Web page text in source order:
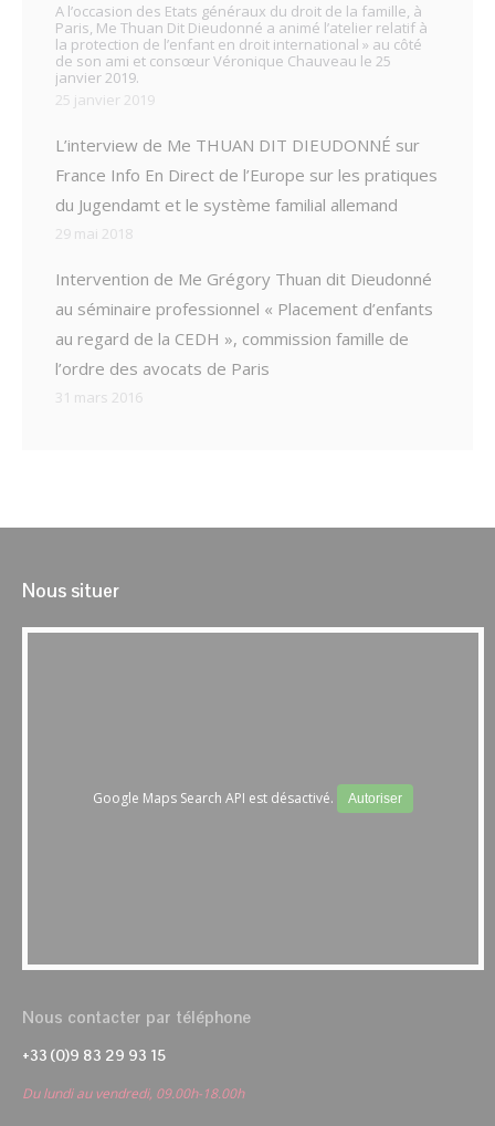
A l’occasion des Etats généraux du droit de la famille, à
Paris, Me Thuan Dit Dieudonné a animé l’atelier relatif à
la protection de l’enfant en droit international » au côté
de son ami et consœur Véronique Chauveau le 25
janvier 2019.
25 janvier 2019
L’interview de Me THUAN DIT DIEUDONNÉ sur
France Info En Direct de l’Europe sur les pratiques
du Jugendamt et le système familial allemand
29 mai 2018
Intervention de Me Grégory Thuan dit Dieudonné
au séminaire professionnel « Placement d’enfants
au regard de la CEDH », commission famille de
l’ordre des avocats de Paris
31 mars 2016
Nous situer
Google Maps Search API est désactivé. Autoriser
Nous contacter par téléphone
+33 (0)9 83 29 93 15
Du lundi au vendredi, 09.00h-18.00h